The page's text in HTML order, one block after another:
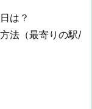
は？
法（最寄りの駅/